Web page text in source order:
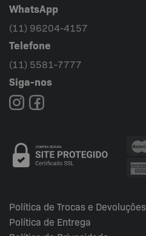
WhatsApp
(11) 96204-4157
Telefone
(11) 5581-7777
Siga-nos
Política de Trocas e Devoluções
Política de Entrega